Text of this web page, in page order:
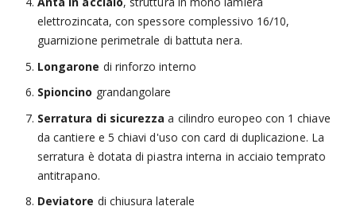
elettrozincata, con spessore complessivo 16/10,
guarnizione perimetrale di battuta nera.
Longarone di rinforzo interno
Spioncino grandangolare
Serratura di sicurezza a cilindro europeo con 1 chiave
da cantiere e 5 chiavi d'uso con card di duplicazione. La
serratura è dotata di piastra interna in acciaio temprato
antitrapano.
Deviatore di chiusura laterale